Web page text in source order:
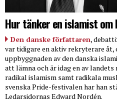
Hur tänker en islamist om
Den danske författaren,
var tidigare en aktiv rekryterare
uppbyggnaden av den danska
att lämna och är idag en av
radikal islamism samt radikala
svenska Pride-festivalen har han
Ledarsidornas Edward Nordén.